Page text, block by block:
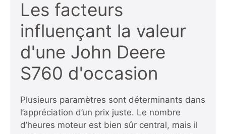
Les facteurs
influençant la valeur
d'une John Deere
S760 d'occasion
Plusieurs paramètres sont déterminants dans
l’appréciation d’un prix juste. Le nombre
d’heures moteur est bien sûr central, mais il